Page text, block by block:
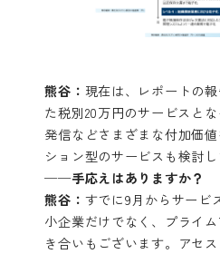
熊谷： 現在は、レポートの
た税別20万円のサービスと
発信などさまざまな付加価
ション型のサービスも検討し
──手応えはありますか？
熊谷： すでに9月からサービ
小企業だけでなく、プライ
き合いもございます。アセ